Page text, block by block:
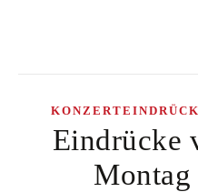
Eindrücke
Montag